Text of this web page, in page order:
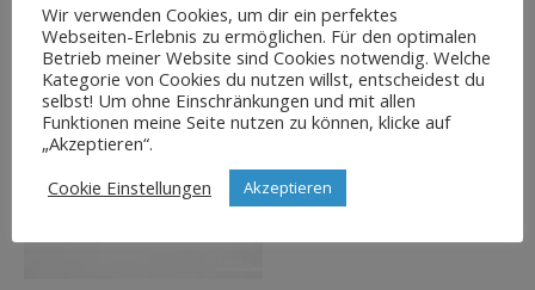
Wir verwenden Cookies, um dir ein perfektes
Webseiten-Erlebnis zu ermöglichen. Für den optimalen
Betrieb meiner Website sind Cookies notwendig. Welche
Kategorie von Cookies du nutzen willst, entscheidest du
selbst! Um ohne Einschränkungen und mit allen
Funktionen meine Seite nutzen zu können, klicke auf
„Akzeptieren“.
Cookie Einstellungen
Akzeptieren